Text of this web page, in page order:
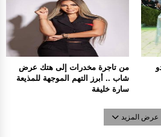
من تاجرة مخدرات إلى هتك عرض
شاب .. أبرز التهم الموجهة للمذيعة
سارة خليفة
عرض المزيد